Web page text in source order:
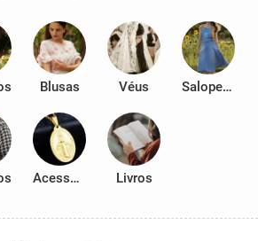
Blusas Véus Salopetes
Acessórios Livros